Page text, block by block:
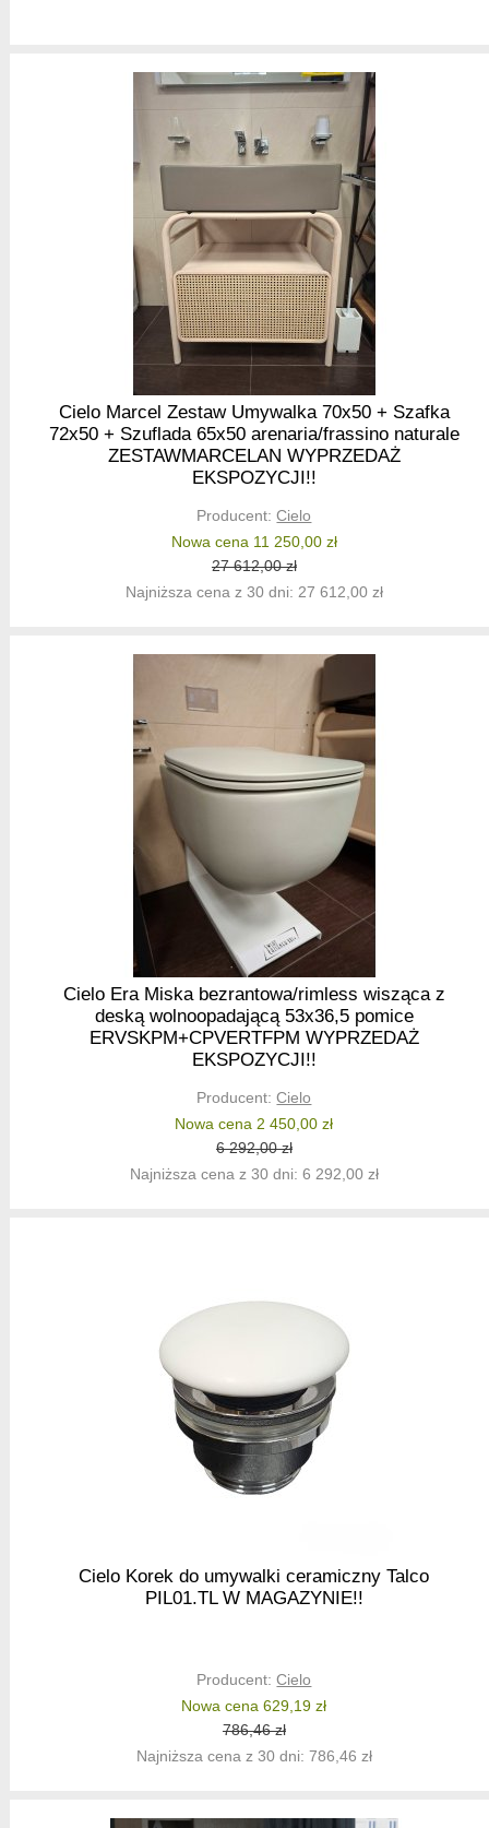
Cielo Marcel Zestaw Umywalka 70x50 + Szafka
72x50 + Szuflada 65x50 arenaria/frassino naturale
ZESTAWMARCELAN WYPRZEDAŻ
EKSPOZYCJI!!
Producent:Cielo
Nowa cena 11 250,00 zł
27 612,00 zł
Najniższa cena z 30 dni: 27 612,00 zł
Cielo Era Miska bezrantowa/rimless wisząca z
deską wolnoopadającą 53x36,5 pomice
ERVSKPM+CPVERTFPM WYPRZEDAŻ
EKSPOZYCJI!!
Producent:Cielo
Nowa cena 2 450,00 zł
6 292,00 zł
Najniższa cena z 30 dni: 6 292,00 zł
Cielo Korek do umywalki ceramiczny Talco
PIL01.TL W MAGAZYNIE!!
Producent:Cielo
Nowa cena 629,19 zł
786,46 zł
Najniższa cena z 30 dni: 786,46 zł